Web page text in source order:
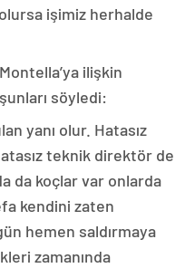
işimiz herhalde
ilişkin
söyledi:
yanı olur. Hatasız
teknik direktör de
da koçlar var onlarda
kendini zaten
hemen saldırmaya
zamanında